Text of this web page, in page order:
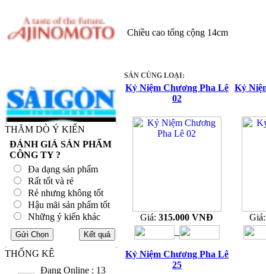
THĂM DÒ Ý KIẾN
ĐÁNH GIÁ SẢN PHẨM
CÔNG TY ?
Đa dạng sản phẩm
Rất tốt và rẻ
Rẻ nhưng không tốt
Hậu mãi sản phẩm tốt
Những ý kiến khác
THỐNG KÊ
Đang Online : 13
Chiều cao tổng cộng 14cm
SẢN CÙNG LOẠI:
Kỷ Niệm Chương Pha Lê
02
Giá:315.000 VNĐ
Kỷ
Kỷ Niệm Chương Pha Lê
25